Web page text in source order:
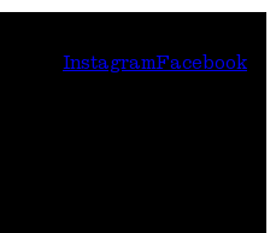
InstagramFacebook